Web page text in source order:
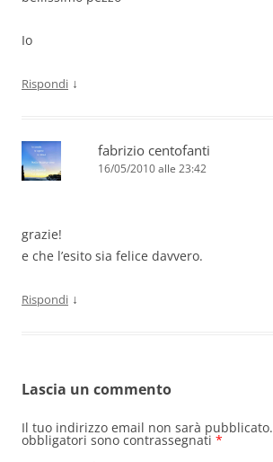
Io
Rispondi ↓
fabrizio centofanti
16/05/2010 alle 23:42
grazie!
e che l’esito sia felice davvero.
Rispondi ↓
Lascia un commento
Il tuo indirizzo email non sarà pubblicato.
obbligatori sono contrassegnati *